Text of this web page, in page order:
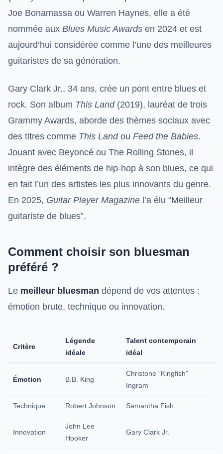
Joe Bonamassa ou Warren Haynes, elle a été
nommée aux Blues Music Awards en 2024 et est
aujourd’hui considérée comme l’une des meilleures
guitaristes de sa génération.
Gary Clark Jr., 34 ans, crée un pont entre blues et
rock. Son album This Land(2019), lauréat de trois
Grammy Awards, aborde des thèmes sociaux avec
des titres comme This Landou Feed the Babies.
Jouant avec Beyoncé ou The Rolling Stones, il
intègre des éléments de hip-hop à son blues, ce qui
en fait l’un des artistes les plus innovants du genre.
En 2025, Guitar Player Magazine l’a élu “Meilleur
guitariste de blues”.
Comment choisir son bluesman
préféré ?
Le meilleur bluesman dépend de vos attentes :
émotion brute, technique ou innovation.
Critère
Légende
idéale
Talent contemporain
idéal
Émotion B.B. King
Christone “Kingfish”
Ingram
Technique Robert Johnson Samantha Fish
Innovation
John Lee
Hooker
Gary Clark Jr.